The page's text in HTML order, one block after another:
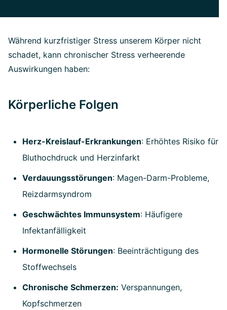
Während kurzfristiger Stress unserem Körper nicht
schadet, kann chronischer Stress verheerende
Auswirkungen haben:
Körperliche Folgen
Herz-Kreislauf-Erkrankungen: Erhöhtes Risiko für
Bluthochdruck und Herzinfarkt
Verdauungsstörungen: Magen-Darm-Probleme,
Reizdarmsyndrom
Geschwächtes Immunsystem: Häufigere
Infektanfälligkeit
Hormonelle Störungen: Beeinträchtigung des
Stoffwechsels
Chronische Schmerzen: Verspannungen,
Kopfschmerzen